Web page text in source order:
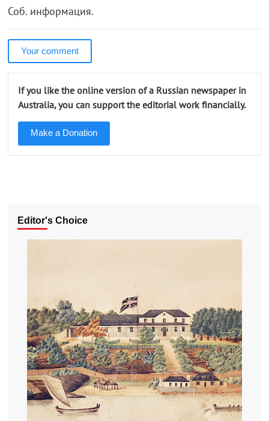
Соб. информация.
Your comment
If you like the online version of a Russian newspaper in
Australia, you can support the editorial work financially.
Make a Donation
Editor's Choice